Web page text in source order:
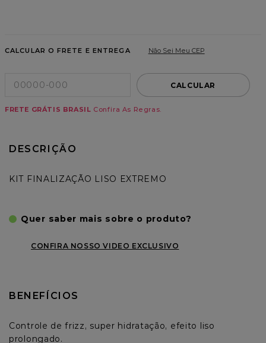
CALCULAR O FRETE E ENTREGA Não Sei Meu CEP
CALCULAR
FRETE GRÁTIS BRASIL Confira As Regras.
DESCRIÇÃO
KIT FINALIZAÇÃO LISO EXTREMO
Quer saber mais sobre o produto?
CONFIRA NOSSO VIDEO EXCLUSIVO
BENEFÍCIOS
Controle de frizz, super hidratação, efeito liso
prolongado.